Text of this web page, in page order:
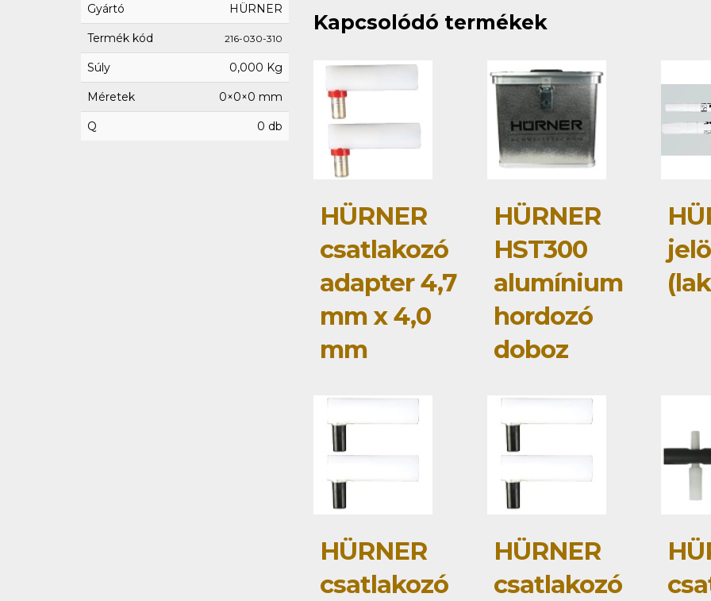
Gyártó HÜRNER
Termék kód 216-030-310
Súly 0,000 Kg
Méretek 0×0×0 mm
Q 0 db
Kapcsolódó termékek
HÜRNER
csatlakozó
adapter 4,7
mm x 4,0
mm
HÜRNER
HST300
alumínium
hordozó
doboz
HÜRNER
csatlakozó
HÜRNER
csatlakozó